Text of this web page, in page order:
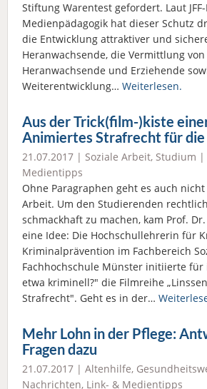
Stiftung Warentest gefordert. Laut
Medienpädagogik hat dieser Schutz
die Entwicklung attraktiver und
Heranwachsende, die Vermittlung
Heranwachsende und Erziehende
Weiterentwicklung… Weiterlesen.
Aus der Trick(film-)kiste
Animiertes Strafrecht für die
21.07.2017 | Soziale Arbeit, Studium |
Medientipps
Ohne Paragraphen geht es auch
Arbeit. Um den Studierenden
schmackhaft zu machen, kam Prof.
eine Idee: Die Hochschullehrerin für
Kriminalprävention im Fachbereich
Fachhochschule Münster initiierte für
etwa kriminell?" die Filmreihe
Strafrecht". Geht es in der…
Mehr Lohn in der Pflege:
Fragen dazu
21.07.2017 | Altenhilfe,
Nachrichten, Link- & Medientipps